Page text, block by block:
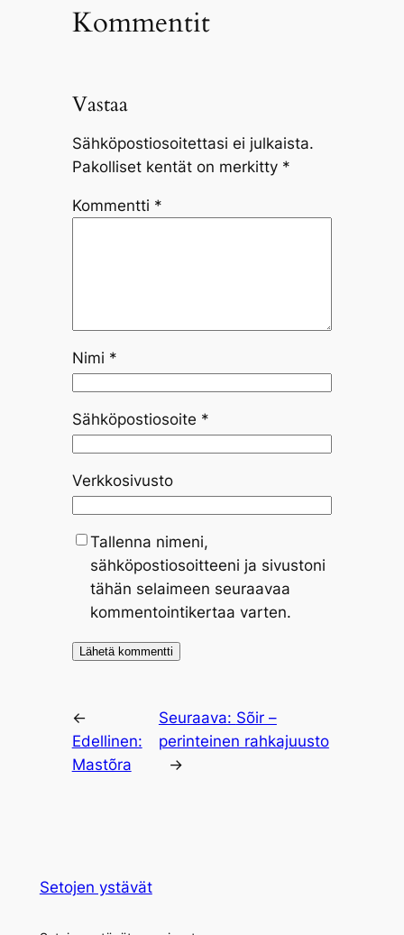
Kommentit
Vastaa
Sähköpostiosoitettasi ei julkaista.
Pakolliset kentät on merkitty *
Kommentti *
Nimi *
Sähköpostiosoite *
Verkkosivusto
Tallenna nimeni,
sähköpostiosoitteeni ja sivustoni
tähän selaimeen seuraavaa
kommentointikertaa varten.
←
Edellinen:
Mastõra
Seuraava: Sõir –
perinteinen rahkajuusto
→
Setojen ystävät